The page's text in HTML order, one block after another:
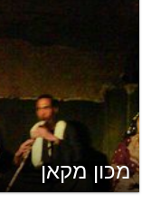
מכון מקאן